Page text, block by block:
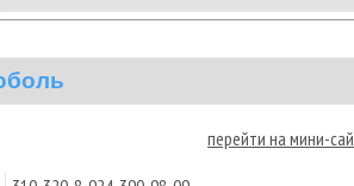
перейти на мини-